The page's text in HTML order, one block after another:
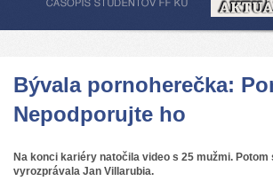
Bývala pornoherečka:
Nepodporujte ho
Na konci kariéry natočila video s 25 mužmi.
vyrozprávala Jan Villarubia.